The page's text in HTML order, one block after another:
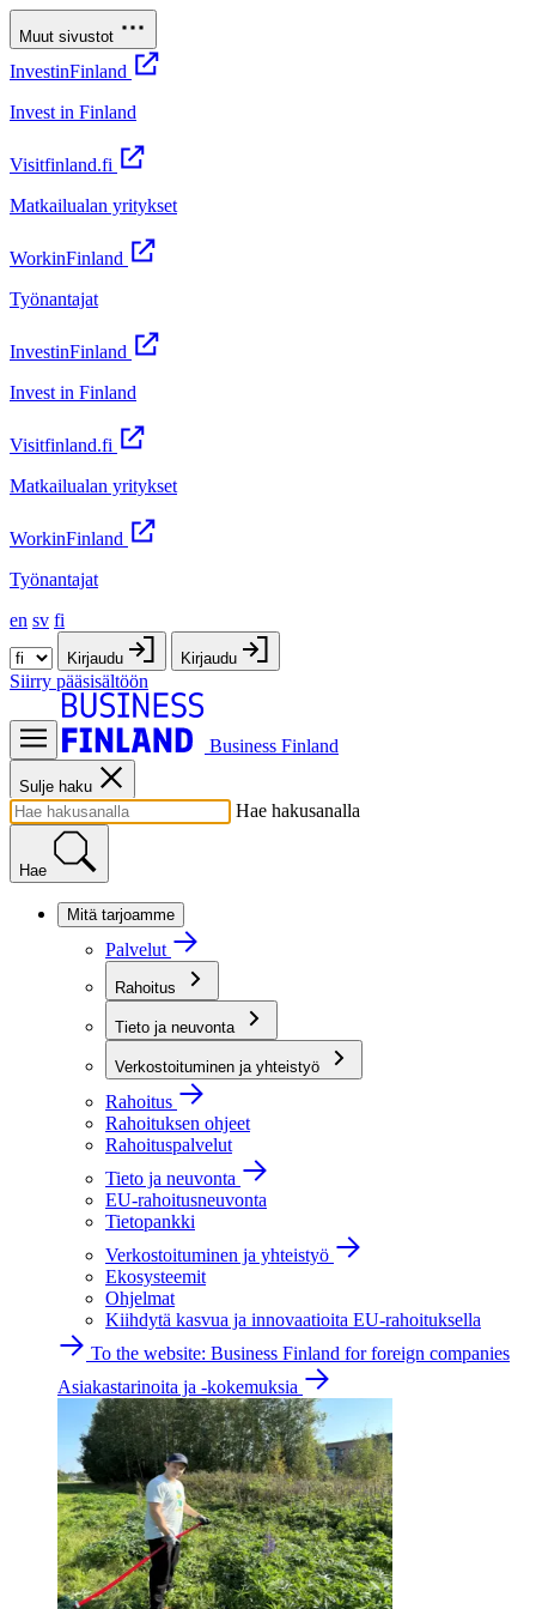
Muut sivustot
InvestinFinland
Invest in Finland
Visitfinland.fi
Matkailualan yritykset
WorkinFinland
Työnantajat
InvestinFinland
Invest in Finland
Visitfinland.fi
Matkailualan yritykset
WorkinFinland
Työnantajat
en sv fi
Kirjaudu Kirjaudu
Siirry pääsisältöön
Business Finland
Sulje haku
Hae hakusanalla
Hae
Mitä tarjoamme
Palvelut
Rahoitus
Tieto ja neuvonta
Verkostoituminen ja yhteistyö
Rahoitus
Rahoituksen ohjeet
Rahoituspalvelut
Tieto ja neuvonta
EU-rahoitusneuvonta
Tietopankki
Verkostoituminen ja yhteistyö
Ekosysteemit
Ohjelmat
Kiihdytä kasvua ja innovaatioita EU-rahoituksella
To the website: Business Finland for foreign companies
Asiakastarinoita ja -kokemuksia